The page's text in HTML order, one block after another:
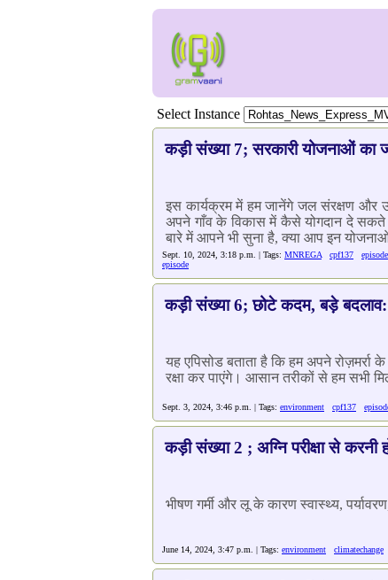
Select Instance
कड़ी संख्या 7; सरकारी योजनाओं का
इस कार्यक्रम में हम जानेंगे जल संरक्षण और
अपने गाँव के विकास में कैसे योगदान दे
बारे में आपने भी सुना है, क्या आप इन
Sept. 10, 2024, 3:18 p.m. | Tags: MNREGA cpf137 episode
episode
कड़ी संख्या 6; छोटे कदम, बड़े बदलाव:
यह एपिसोड बताता है कि हम अपने
रक्षा कर पाएंगे। आसान तरीकों से हम सभी
Sept. 3, 2024, 3:46 p.m. | Tags: environment cpf137
कड़ी संख्या 2 ; अग्नि परीक्षा से करनी
भीषण गर्मी और लू के कारण स्वास्थ्य,
June 14, 2024, 3:47 p.m. | Tags: environment climatechange